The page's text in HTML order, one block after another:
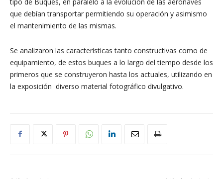
que debían transportar permitiendo su operación y asimismo
el mantenimiento de las mismas.
Se analizaron las características tanto constructivas como de
equipamiento, de estos buques a lo largo del tiempo desde los
primeros que se construyeron hasta los actuales, utilizando en
la exposición diverso material fotográfico divulgativo.